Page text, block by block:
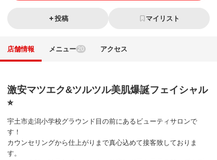
投稿 マイリスト
店舗情報 メニュー 20 アクセス
激安マツエク&ツルツル美肌爆誕フェイシャル
⭐︎
宇土市走潟小学校グラウンド目の前にあるビューティサロンで
す！
カウンセリングから仕上がりまで真心込めて接客致しておりま
す。